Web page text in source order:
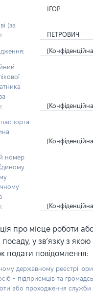
ІГОР
(за
ПЕТРОВИЧ
паспорта
номер
про місце роботи
посаду, у зв’язку з
подати повідомлення:
державному реєстрі
- підприємців та
або проходження служби